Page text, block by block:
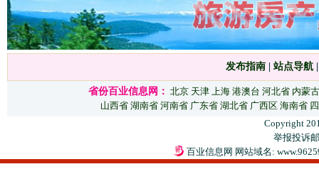
发布指南 站点导航
省份百业信息网： 北京 天津 上海 港澳台 河北省 内蒙古
山西省 湖南省 河南省 广东省 湖北省 广西区 海南省
Copyright
举报投诉
百业信息网 网站域名: